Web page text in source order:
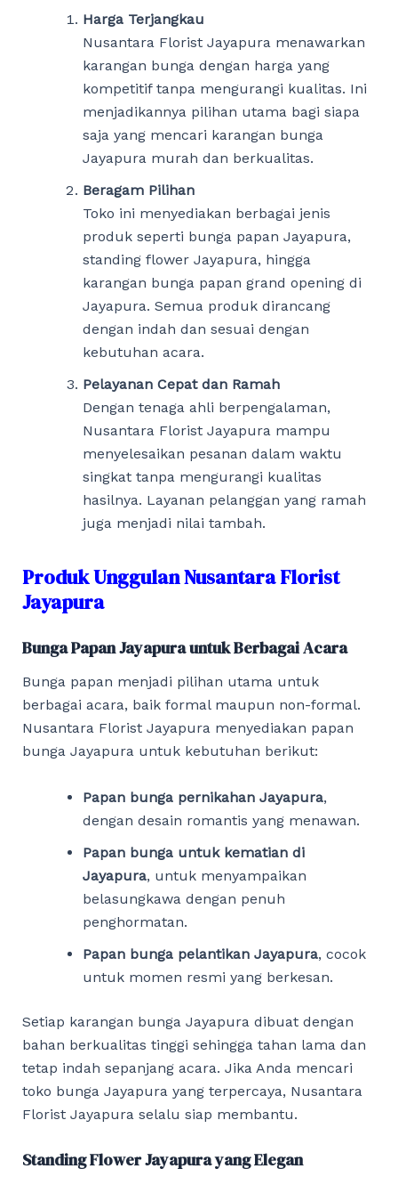
Harga Terjangkau
Nusantara Florist Jayapura menawarkan
karangan bunga dengan harga yang
kompetitif tanpa mengurangi kualitas. Ini
menjadikannya pilihan utama bagi siapa
saja yang mencari karangan bunga
Jayapura murah dan berkualitas.
Beragam Pilihan
Toko ini menyediakan berbagai jenis
produk seperti bunga papan Jayapura,
standing flower Jayapura, hingga
karangan bunga papan grand opening di
Jayapura. Semua produk dirancang
dengan indah dan sesuai dengan
kebutuhan acara.
Pelayanan Cepat dan Ramah
Dengan tenaga ahli berpengalaman,
Nusantara Florist Jayapura mampu
menyelesaikan pesanan dalam waktu
singkat tanpa mengurangi kualitas
hasilnya. Layanan pelanggan yang ramah
juga menjadi nilai tambah.
Produk Unggulan Nusantara Florist
Jayapura
Bunga Papan Jayapura untuk Berbagai Acara
Bunga papan menjadi pilihan utama untuk
berbagai acara, baik formal maupun non-formal.
Nusantara Florist Jayapura menyediakan papan
bunga Jayapura untuk kebutuhan berikut:
Papan bunga pernikahan Jayapura,
dengan desain romantis yang menawan.
Papan bunga untuk kematian di
Jayapura, untuk menyampaikan
belasungkawa dengan penuh
penghormatan.
Papan bunga pelantikan Jayapura, cocok
untuk momen resmi yang berkesan.
Setiap karangan bunga Jayapura dibuat dengan
bahan berkualitas tinggi sehingga tahan lama dan
tetap indah sepanjang acara. Jika Anda mencari
toko bunga Jayapura yang terpercaya, Nusantara
Florist Jayapura selalu siap membantu.
Standing Flower Jayapura yang Elegan